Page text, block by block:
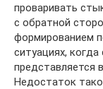
проваривать
с обратной
формированием
ситуациях,
представляется
Недостаток